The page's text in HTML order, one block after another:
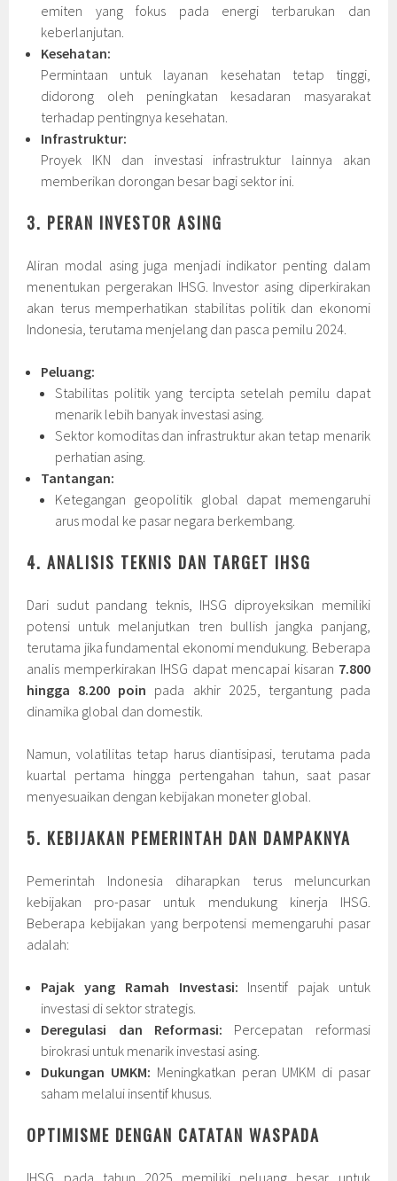
emiten yang fokus pada energi terbarukan dan
keberlanjutan.
Kesehatan:
Permintaan untuk layanan kesehatan tetap tinggi,
didorong oleh peningkatan kesadaran masyarakat
terhadap pentingnya kesehatan.
Infrastruktur:
Proyek IKN dan investasi infrastruktur lainnya akan
memberikan dorongan besar bagi sektor ini.
3. PERAN INVESTOR ASING
Aliran modal asing juga menjadi indikator penting dalam
menentukan pergerakan IHSG. Investor asing diperkirakan
akan terus memperhatikan stabilitas politik dan ekonomi
Indonesia, terutama menjelang dan pasca pemilu 2024.
Peluang:
Stabilitas politik yang tercipta setelah pemilu dapat
menarik lebih banyak investasi asing.
Sektor komoditas dan infrastruktur akan tetap menarik
perhatian asing.
Tantangan:
Ketegangan geopolitik global dapat memengaruhi
arus modal ke pasar negara berkembang.
4. ANALISIS TEKNIS DAN TARGET IHSG
Dari sudut pandang teknis, IHSG diproyeksikan memiliki
potensi untuk melanjutkan tren bullish jangka panjang,
terutama jika fundamental ekonomi mendukung. Beberapa
analis memperkirakan IHSG dapat mencapai kisaran 7.800
hingga 8.200 poin pada akhir 2025, tergantung pada
dinamika global dan domestik.
Namun, volatilitas tetap harus diantisipasi, terutama pada
kuartal pertama hingga pertengahan tahun, saat pasar
menyesuaikan dengan kebijakan moneter global.
5. KEBIJAKAN PEMERINTAH DAN DAMPAKNYA
Pemerintah Indonesia diharapkan terus meluncurkan
kebijakan pro-pasar untuk mendukung kinerja IHSG.
Beberapa kebijakan yang berpotensi memengaruhi pasar
adalah:
Pajak yang Ramah Investasi: Insentif pajak untuk
investasi di sektor strategis.
Deregulasi dan Reformasi: Percepatan reformasi
birokrasi untuk menarik investasi asing.
Dukungan UMKM: Meningkatkan peran UMKM di pasar
saham melalui insentif khusus.
OPTIMISME DENGAN CATATAN WASPADA
IHSG pada tahun 2025 memiliki peluang besar untuk